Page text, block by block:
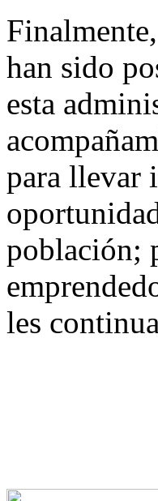
han sido
esta
para llevar
población;
les